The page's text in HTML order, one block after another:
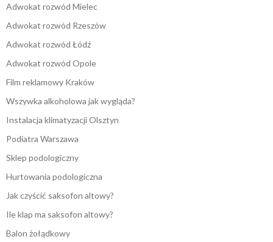
Adwokat rozwód Mielec
Adwokat rozwód Rzeszów
Adwokat rozwód Łódź
Adwokat rozwód Opole
Film reklamowy Kraków
Wszywka alkoholowa jak wygląda?
Instalacja klimatyzacji Olsztyn
Podiatra Warszawa
Sklep podologiczny
Hurtowania podologiczna
Jak czyścić saksofon altowy?
Ile klap ma saksofon altowy?
Balon żołądkowy